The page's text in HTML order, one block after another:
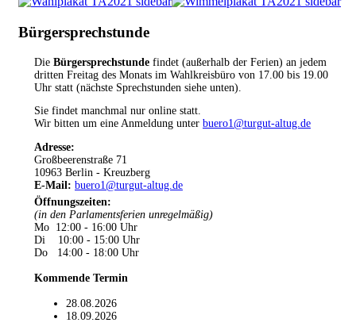
Bürgersprechstunde
Die Bürgersprechstunde findet (außerhalb der Ferien) an jedem
dritten Freitag des Monats im Wahlkreisbüro von 17.00 bis 19.00
Uhr statt (nächste Sprechstunden siehe unten).
Sie findet manchmal nur online statt.
Wir bitten um eine Anmeldung unter buero1@turgut-altug.de
Adresse:
Großbeerenstraße 71
10963 Berlin - Kreuzberg
E-Mail: buero1@turgut-altug.de
Öffnungszeiten:
(in den Parlamentsferien unregelmäßig)
Mo 12:00 - 16:00 Uhr
Di 10:00 - 15:00 Uhr
Do 14:00 - 18:00 Uhr
Kommende Termin
28.08.2026
18.09.2026